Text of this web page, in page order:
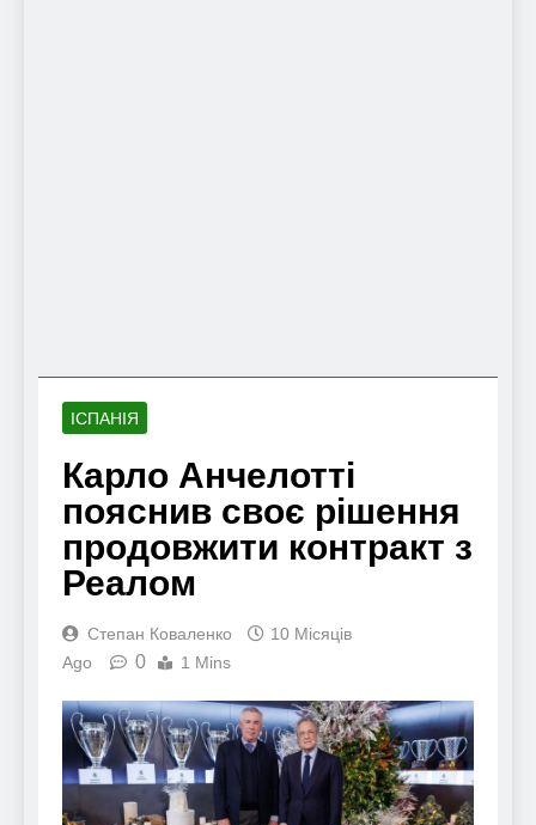
ІСПАНІЯ
Карло Анчелотті
пояснив своє рішення
продовжити контракт з
Реалом
Степан Коваленко
10 Місяців
Ago
0 1 Mins